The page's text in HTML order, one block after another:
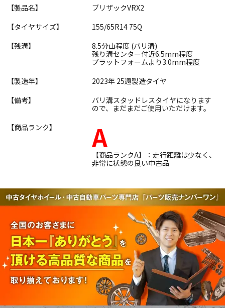
【製品名】
ブリザックVRX2
【タイヤサイズ】
155/65R14 75Q
【残溝】
8.5分山程度 (バリ溝)
残り溝センター付近6.5mm程度
プラットフォームより3.0mm程度
【製造年】
2023年 25週製造タイヤ
【備考】
バリ溝スタッドレスタイヤになります
ので、まだまだご使用いただけます。
【商品ランク】
A
【商品ランクA】：走行距離は少なく、
非常に状態の良い中古品